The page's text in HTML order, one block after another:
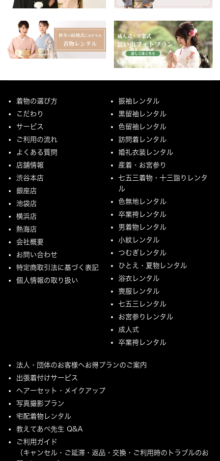
着物の選び方
こだわり
サービス
ご利用の流れ
よくある質問
店舗情報
渋谷本店
銀座店
池袋店
横浜店
熱海店
会社概要
お問い合わせ
特定商取引法に基づく表記
個人情報の取り扱い
振袖レンタル
黒留袖レンタル
色留袖レンタル
訪問着レンタル
婚礼衣装レンタル
産着・お宮参り
七五三着物・十三詣りレンタ
ル
色無地レンタル
卒業袴レンタル
男着物レンタル
小紋レンタル
つむぎレンタル
ひとえ・夏物レンタル
浴衣レンタル
喪服レンタル
七五三レンタル
お宮参りレンタル
成人式
卒業袴レンタル
法人・団体のお客様へお得プランのご案内
出張着付けサービス
ヘアーセット・メイクアップ
写真撮影プラン
宅配着物レンタル
教えてあべ先生 Q&A
ご利用ガイド
（キャンセル・ご延滞・返品・交換・ご利用時のトラブルのお